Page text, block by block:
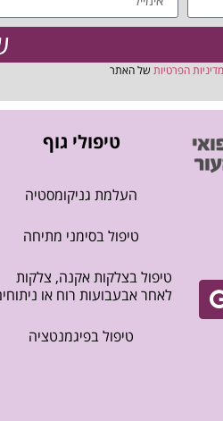
מדיניות הפרטיות של האתר
טיפולי גוף
העלמת גניקומסטיה
טיפול בסימני מתיחה
טיפול בצלקות אקנה, צלקות
לאחר אבעבועות רוח או
טיפול בפיגמנטציה